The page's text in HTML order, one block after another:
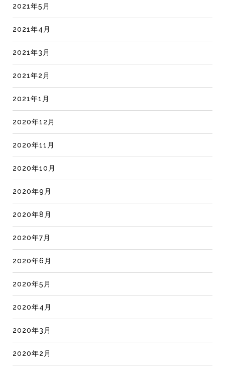
2021年5月
2021年4月
2021年3月
2021年2月
2021年1月
2020年12月
2020年11月
2020年10月
2020年9月
2020年8月
2020年7月
2020年6月
2020年5月
2020年4月
2020年3月
2020年2月